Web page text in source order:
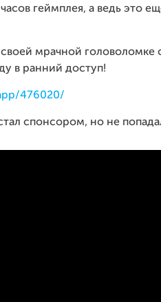
геймплея, а ведь это
мрачной
в ранний доступ!
476020/
спонсором, но не